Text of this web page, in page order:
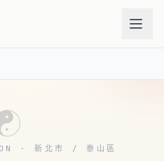
· 新北市 / 泰山區